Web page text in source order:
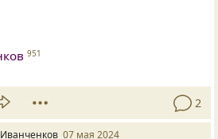
951
2
07 мая 2024